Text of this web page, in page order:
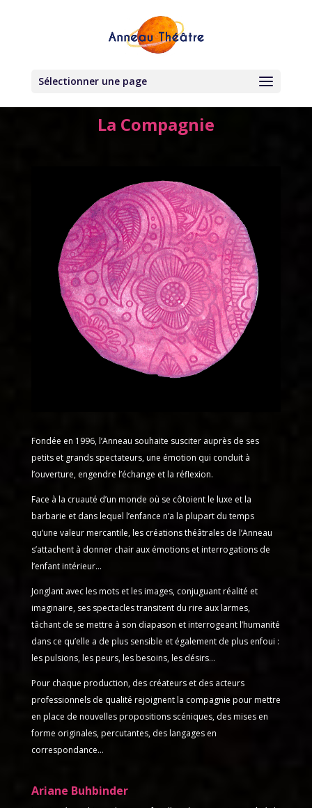
Sélectionner une page
La Compagnie
Fondée en 1996, l’Anneau souhaite susciter auprès de ses
petits et grands spectateurs, une émotion qui conduit à
l’ouverture, engendre l’échange et la réflexion.
Face à la cruauté d’un monde où se côtoient le luxe et la
barbarie et dans lequel l’enfance n’a la plupart du temps
qu’une valeur mercantile, les créations théâtrales de l’Anneau
s’attachent à donner chair aux émotions et interrogations de
l’enfant intérieur…
Jonglant avec les mots et les images, conjuguant réalité et
imaginaire, ses spectacles transitent du rire aux larmes,
tâchant de se mettre à son diapason et interrogeant l’humanité
dans ce qu’elle a de plus sensible et également de plus enfoui :
les pulsions, les peurs, les besoins, les désirs…
Pour chaque production, des créateurs et des acteurs
professionnels de qualité rejoignent la compagnie pour mettre
en place de nouvelles propositions scéniques, des mises en
forme originales, percutantes, des langages en
correspondance…
Ariane Buhbinder